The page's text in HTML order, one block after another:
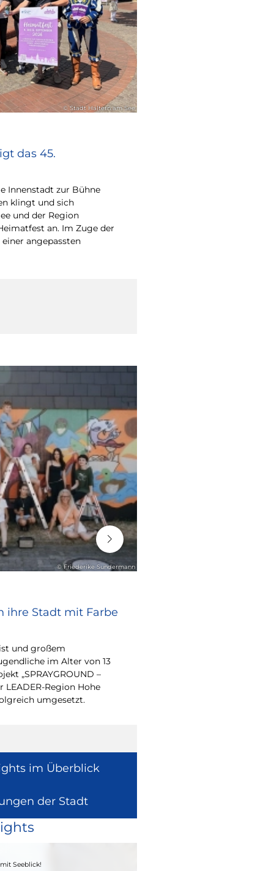
© Stadt Haltern am See
das 45.
Innenstadt zur Bühne
klingt und sich
und der Region
an. Im Zuge der
angepassten
© Friederike Sundermann
ihre Stadt mit Farbe
und großem
im Alter von 13
„SPRAYGROUND –
Region Hohe
umgesetzt.
im Überblick
der Stadt
Seeblick!